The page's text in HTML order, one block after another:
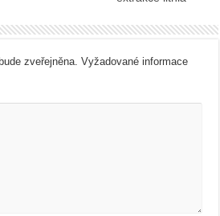
zveřejněna. Vyžadované informace